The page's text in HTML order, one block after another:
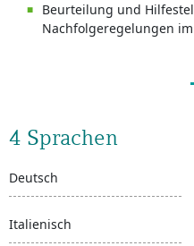
Beurteilung und
Nachfolgeregelungen
4 Sprachen
Deutsch
Italienisch